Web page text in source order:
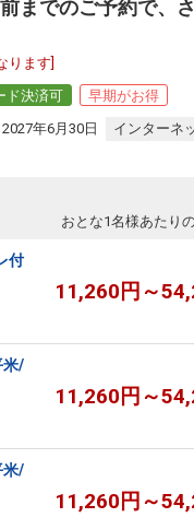
までのご予約で、
ります]
ド決済可
早期がお得
年6月30日 インターネ
おとな1名様あたり
付
11,260円～
米/
11,260円～
米/
11,260円～